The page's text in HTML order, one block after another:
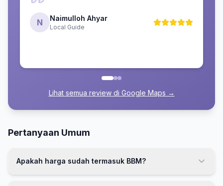
N Naimulloh Ahyar
Local Guide
Lihat semua review di Google Maps →
Pertanyaan Umum
Apakah harga sudah termasuk BBM?